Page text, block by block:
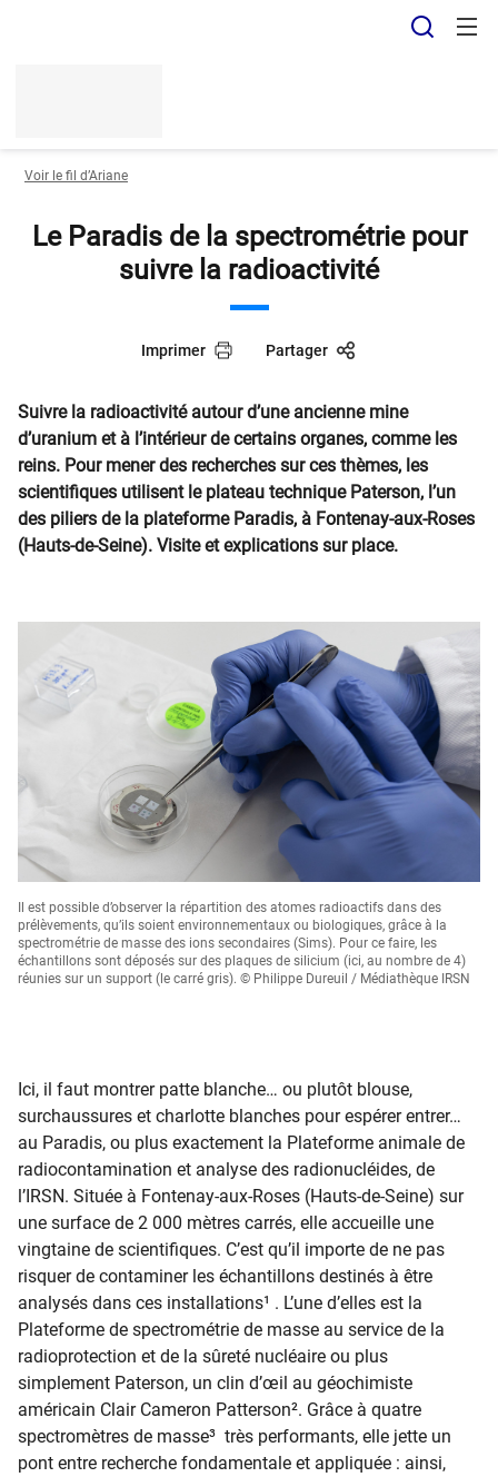
Voir le fil d’Ariane
Le Paradis de la spectrométrie pour
suivre la radioactivité
Imprimer Partager
Suivre la radioactivité autour d’une ancienne mine
d’uranium et à l’intérieur de certains organes, comme les
reins. Pour mener des recherches sur ces thèmes, les
scientifiques utilisent le plateau technique Paterson, l’un
des piliers de la plateforme Paradis, à Fontenay-aux-Roses
(Hauts-de-Seine). Visite et explications sur place.
Il est possible d’observer la répartition des atomes radioactifs dans des
prélèvements, qu’ils soient environnementaux ou biologiques, grâce à la
spectrométrie de masse des ions secondaires (Sims). Pour ce faire, les
échantillons sont déposés sur des plaques de silicium (ici, au nombre de 4)
réunies sur un support (le carré gris). © Philippe Dureuil / Médiathèque IRSN
Ici, il faut montrer patte blanche… ou plutôt blouse,
surchaussures et charlotte blanches pour espérer entrer…
au Paradis, ou plus exactement la Plateforme animale de
radiocontamination et analyse des radionucléides, de
l’IRSN. Située à Fontenay-aux-Roses (Hauts-de-Seine) sur
une surface de 2 000 mètres carrés, elle accueille une
vingtaine de scientifiques. C’est qu’il importe de ne pas
risquer de contaminer les échantillons destinés à être
analysés dans ces installations¹ . L’une d’elles est la
Plateforme de spectrométrie de masse au service de la
radioprotection et de la sûreté nucléaire ou plus
simplement Paterson, un clin d’œil au géochimiste
américain Clair Cameron Patterson². Grâce à quatre
spectromètres de masse³ très performants, elle jette un
pont entre recherche fondamentale et appliquée : ainsi,